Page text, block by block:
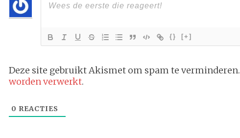
{} [+]
Deze site gebruikt Akismet om spam te verminderen.
worden verwerkt.
0 REACTIES